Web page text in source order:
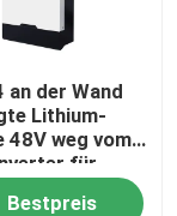
an der Wand
Lithium-
48V weg vom
für
Bestpreis